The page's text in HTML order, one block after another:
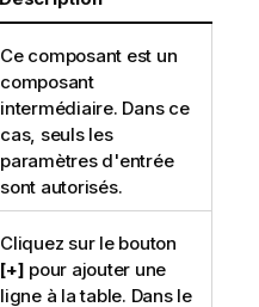
Ce composant est un
composant
intermédiaire. Dans ce
cas, seuls les
paramètres d'entrée
sont autorisés.
Cliquez sur le bouton
[+] pour ajouter une
ligne à la table. Dans le